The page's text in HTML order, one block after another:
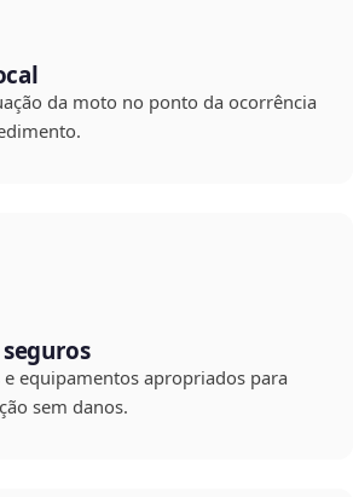
da moto no ponto da ocorrência
equipamentos apropriados para
sem danos.